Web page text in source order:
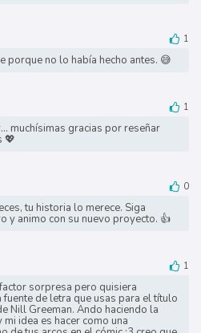
1
porque no lo había hecho antes. 😅
1
muchísimas gracias por reseñar
💖
0
tu historia lo merece. Siga
y animo con su nuevo proyecto. 👍
1
sorpresa pero quisiera
de letra que usas para el título
Nill Greeman. Ando haciendo la
idea es hacer como una